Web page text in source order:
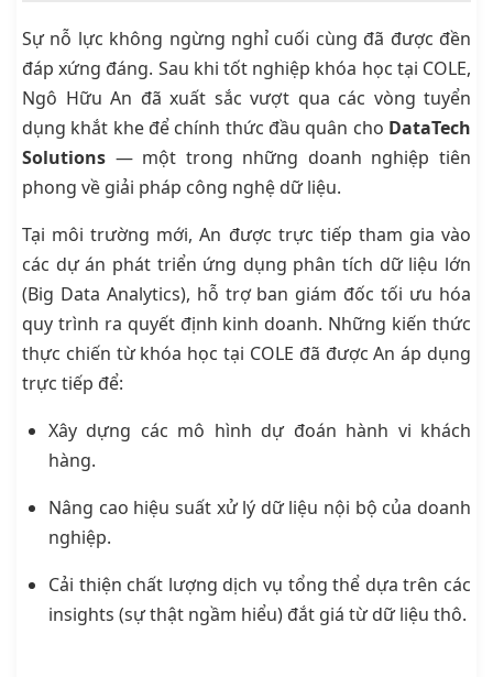
Sự nỗ lực không ngừng nghỉ cuối cùng đã được đền
đáp xứng đáng. Sau khi tốt nghiệp khóa học tại COLE,
Ngô Hữu An đã xuất sắc vượt qua các vòng tuyển
dụng khắt khe để chính thức đầu quân cho DataTech
Solutions — một trong những doanh nghiệp tiên
phong về giải pháp công nghệ dữ liệu.
Tại môi trường mới, An được trực tiếp tham gia vào
các dự án phát triển ứng dụng phân tích dữ liệu lớn
(Big Data Analytics), hỗ trợ ban giám đốc tối ưu hóa
quy trình ra quyết định kinh doanh. Những kiến thức
thực chiến từ khóa học tại COLE đã được An áp dụng
trực tiếp để:
Xây dựng các mô hình dự đoán hành vi khách
hàng.
Nâng cao hiệu suất xử lý dữ liệu nội bộ của doanh
nghiệp.
Cải thiện chất lượng dịch vụ tổng thể dựa trên các
insights (sự thật ngầm hiểu) đắt giá từ dữ liệu thô.